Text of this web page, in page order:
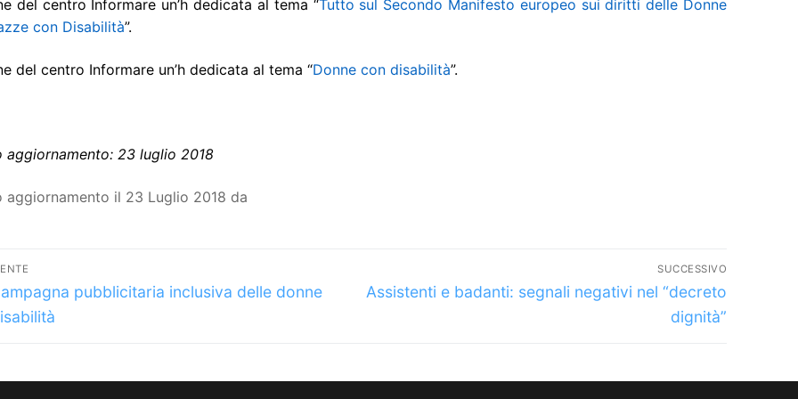
del centro Informare un’h dedicata al tema “Tutto sul Secondo Manifesto europeo sui diritti delle Donne
con Disabilità”.
del centro Informare un’h dedicata al tema “Donne con disabilità”.
aggiornamento: 23 luglio 2018
aggiornamento il 23 Luglio 2018 da
pubblicitaria inclusiva delle donne
SUCCESSIVO
Articolo
Assistenti e badanti: segnali negativi nel “decreto
dignità”